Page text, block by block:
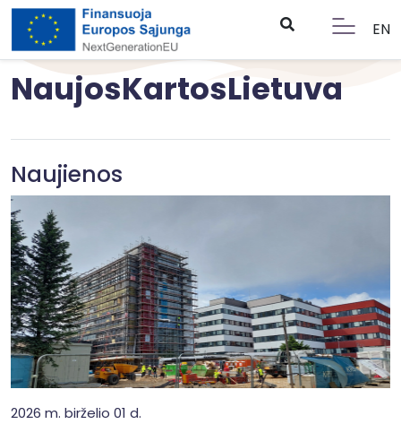
EN
NaujosKartosLietuva
Naujienos
2026 m. birželio 01 d.